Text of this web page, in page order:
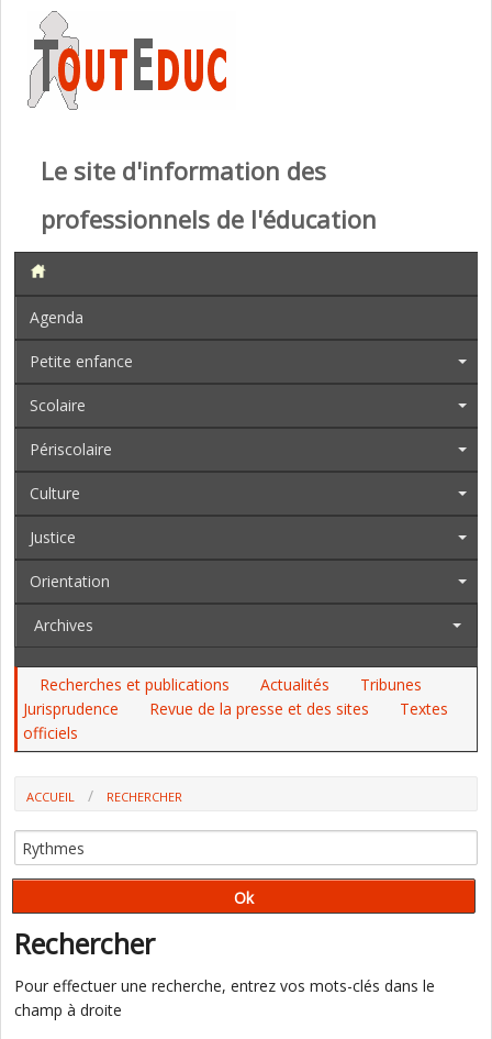
Le site d'information des
professionnels de l'éducation
Agenda
Petite enfance
Scolaire
Périscolaire
Culture
Justice
Orientation
Archives
Recherches et publications Actualités
Tribunes
Jurisprudence
Revue de la presse et des sites
Textes
officiels
ACCUEIL RECHERCHER
Rechercher
Pour effectuer une recherche, entrez vos mots-clés dans le
champ à droite